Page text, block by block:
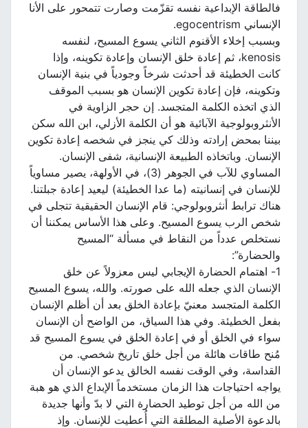
فالطاقة الإبداعية نفسه تقزّمت وصارت تتمحور على الأنا
الإنساني egocentrism.
وبسبب إخلاء الأقنوم الثاني يسوع المسيح، لنفسه
kenosis، ثم إعادة خلق الإنسان وإعادة تكوينه، وإذا
كانت الخطيئة قد أحدثت شرخاً وجودياً في بنية الإنسان
وتكوينه، فإن إعادة تكوين الإنسان هو بسبب الموقف
الذي اتخذه الكلمة المتجسد. إن حجر الزاوية في
الأنثروبولوجية الآبائية هو أن الكلمة الأزلي، ابن الله سكن
بيننا بمحض إرادته وذلك كي ينجز في شخصه إعادة تكوين
الإنسان. وباتخاذه الطبيعة الإنسانية، شفى الإنسان.
المساوي للآب في الجوهر (3)، في الأولهة، يصير مساوياً
للإنسان في إنسانيته (ما عدا الخطيئة) ليعيد إعادة جبلتنا.
هناك ترابط أنثروبولوجي: قام الإنسان الحقيقية تتجلى في
شخص الرب يسوع المسيح. وعلى هذا الأساس يمكننا أن
نستخلص عدداً من النقاط في مسألة “المسيح
والحضارة”:
1- اهتمام الحضارة الإيجابي ليس معزولاً عن خلق
الإنسان الذي جعله الله على صورته. والله، يسوع المسيح
الكلمة المتجسد معنيّ بإعادة الخلق بعد أن أظلم الإنسان
بفعل الخطيئة. وفي هذا السياق، من الواضح أن الإنسان
سواء في الخلق أو في إعادة الخلق في يسوع المسيح قد
مُنح طاقات هائلة من أجل خلق تاريخ شخصي. من
القداسة، وفي الوقت نفسه الخالق يدعو الإنسان أن
يواجه احتياجات هذا الزمان مستخدماً الإبداع الذي هو هبة
من الله من أجل توطيد الحضارة التي لا بدّ وأنها جديدة
بالدعوة الأصلية المطلقة التي أُعطيت للإنسان. وإذ